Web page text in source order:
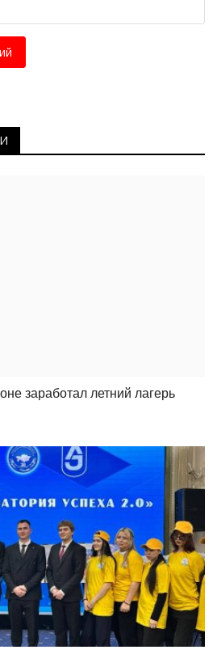
заработал летний лагерь